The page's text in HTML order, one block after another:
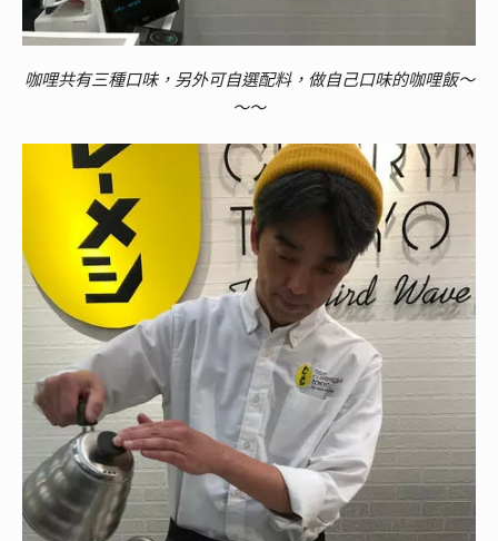
咖哩共有三種口味，另外可自選配料，做自己口味的咖哩飯～
～～